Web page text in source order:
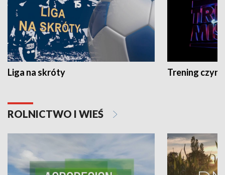
Liga na skróty Trening czyni
ROLNICTWO I WIEŚ